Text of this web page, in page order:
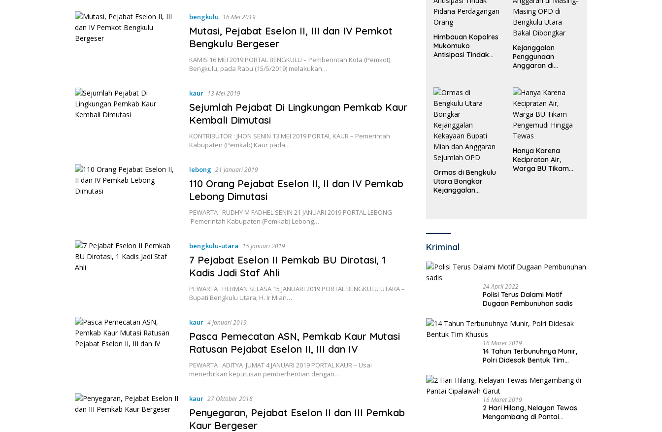
bengkulu 16 Mei 2019
Mutasi, Pejabat Eselon II, III dan IV Pemkot
Bengkulu Bergeser
KAMIS 16 MEI 2019 PORTAL BENGKULU – Pemberintah Kota (Pemkot)
Bengkulu, pada Rabu (15/5/2019) melakukan…
kaur 13 Mei 2019
Sejumlah Pejabat Di Lingkungan Pemkab Kaur
Kembali Dimutasi
KONTRIBUTOR : JHON SENIN 13 MEI 2019 PORTAL KAUR – Pemerintah
Kabupaten (Pemkab) Kaur pada…
lebong 21 Januari 2019
110 Orang Pejabat Eselon II, II dan IV Pemkab
Lebong Dimutasi
PEWARTA : RUDHY M FADHEL SENIN 21 JANUARI 2019 PORTAL LEBONG –
Pemerintah Kabupaten (Pemkab) Lebong…
bengkulu-utara 15 Januari 2019
7 Pejabat Eselon II Pemkab BU Dirotasi, 1
Kadis Jadi Staf Ahli
PEWARTA : HERMAN SELASA 15 JANUARI 2019 PORTAL BENGKULU UTARA –
Bupati Bengkulu Utara, H. Ir Mian…
kaur 4 Januari 2019
Pasca Pemecatan ASN, Pemkab Kaur Mutasi
Ratusan Pejabat Eselon II, III dan IV
PEWARTA : ADITYA JUMAT 4 JANUARI 2019 PORTAL KAUR – Usai
menerbitkan keputusan pemberhentian dengan…
kaur 27 Oktober 2018
Penyegaran, Pejabat Eselon II dan III Pemkab
Kaur Bergeser
Himbauan Kapolres
Mukomuko
Antisipasi Tindak
Kejanggalan
Penggunaan
Anggaran di
Bakal Dibongkar
Ormas di Bengkulu
Utara Bongkar
Kejanggalan
Hanya Karena
Kecipratan Air,
Warga BU Tikam
Kriminal
24 April 2022
Polisi Terus Dalami Motif
Dugaan Pembunuhan sadis
16 Maret 2019
14 Tahun Terbunuhnya Munir,
Polri Didesak Bentuk Tim
16 Maret 2019
2 Hari Hilang, Nelayan Tewas
Mengambang di Pantai